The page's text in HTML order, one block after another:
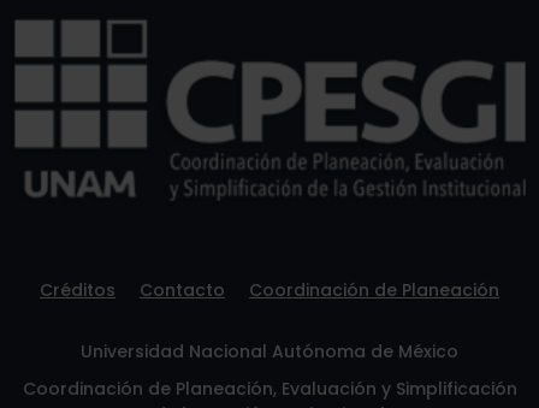
Créditos Contacto Coordinación de Planeación
Universidad Nacional Autónoma de México
Coordinación de Planeación, Evaluación y Simplificación